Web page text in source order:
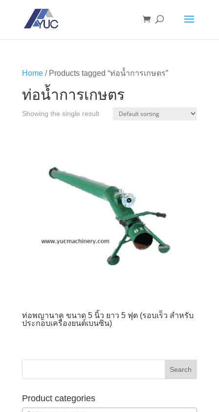
Home/ Products tagged “ท่อน้ำการเกษตร”
ท่อน้ำการเกษตร
Showing the single result
ท่อพญานาค ขนาด 5 นิ้ว ยาว 5 ฟุต (รอบเร็ว สำหรับ
ประกอบเครื่องยนต์เบนซิน)
Product categories